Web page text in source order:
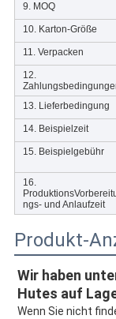
9. MOQ
10. Karton-Größe
11. Verpacken
12.
13. Lieferbedingung
14. Beispielzeit
15. Beispielgebühr
16.
ngs- und Anlaufzeit
Produkt-
Wir haben
Hutes auf
Wenn Sie nicht